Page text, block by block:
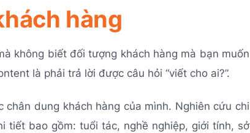
hàng
không biết đối tượng khách hàng mà bạn muốn
là phải trả lời được câu hỏi “viết cho ai?”.
dung khách hàng của mình. Nghiên cứu chi
tiết bao gồm: tuổi tác, nghề nghiệp, giới tính, sở